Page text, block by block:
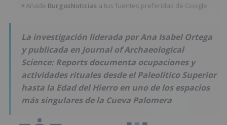
★Añade BurgosNoticias a tus fuentes preferidas de Google
La investigación liderada por Ana Isabel Ortega
y publicada en Journal of Archaeological
Science: Reportsdocumenta ocupaciones y
actividades rituales desde el Paleolítico Superior
hasta la Edad del Hierro en uno de los espacios
más singulares de la Cueva Palomera